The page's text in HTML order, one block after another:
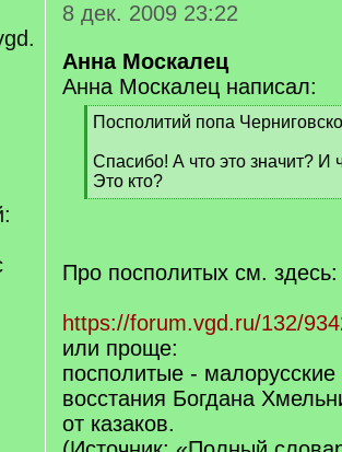
8 дек. 2009 23:22
Анна Москалец
Анна Москалец написал:
[
]
Посполитий попа
Спасибо! А что это значит? И
Это кто?
[
Про посполитых см. здесь:
https://forum.vgd.ru/132/
или проще:
посполитые - малорусские
восстания Богдана
от казаков.